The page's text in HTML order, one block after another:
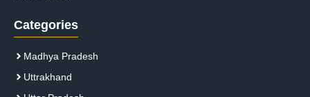
Categories
Madhya Pradesh
Uttrakhand